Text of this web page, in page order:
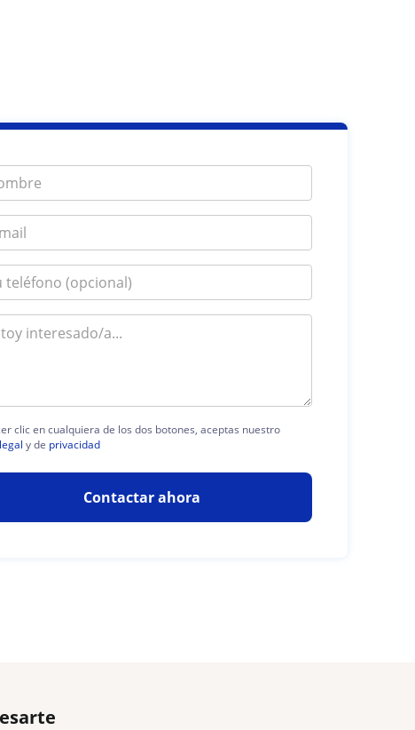
clic en cualquiera de los dos botones, aceptas nuestro
y de privacidad
Contactar ahora